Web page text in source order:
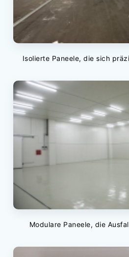
Isolierte Paneele, die sich
Modulare Paneele, die